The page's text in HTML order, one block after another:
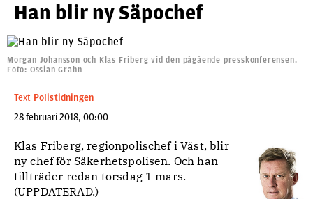
Han blir ny Säpochef
Morgan Johansson och Klas Friberg vid den pågående presskonferensen.
Foto: Ossian Grahn
Text Polistidningen
28 februari 2018, 00:00
Klas Friberg, regionpolischef i Väst, blir
ny chef för Säkerhetspolisen. Och han
tillträder redan torsdag 1 mars.
(UPPDATERAD.)